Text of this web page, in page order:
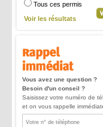
Tous ces permis
Voir les résultats
Vous avez une question ?
Besoin d'un conseil ?
Saisissez votre numéro de
et on vous rappelle